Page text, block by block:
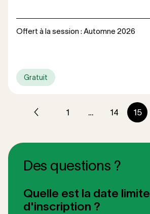
Offert à la session : Automne 2026
Gratuit
Previous 1 14 15
Des questions ?
Quelle est la date limite
d'inscription ?